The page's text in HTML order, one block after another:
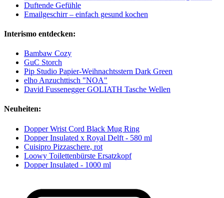
Duftende Gefühle
Emailgeschirr – einfach gesund kochen
Interismo entdecken:
Bambaw Cozy
GuC Storch
Pip Studio Papier-Weihnachtsstern Dark Green
elho Anzuchttisch "NOA"
David Fussenegger GOLIATH Tasche Wellen
Neuheiten:
Dopper Wrist Cord Black Mug Ring
Dopper Insulated x Royal Delft - 580 ml
Cuisipro Pizzaschere, rot
Loowy Toilettenbürste Ersatzkopf
Dopper Insulated - 1000 ml